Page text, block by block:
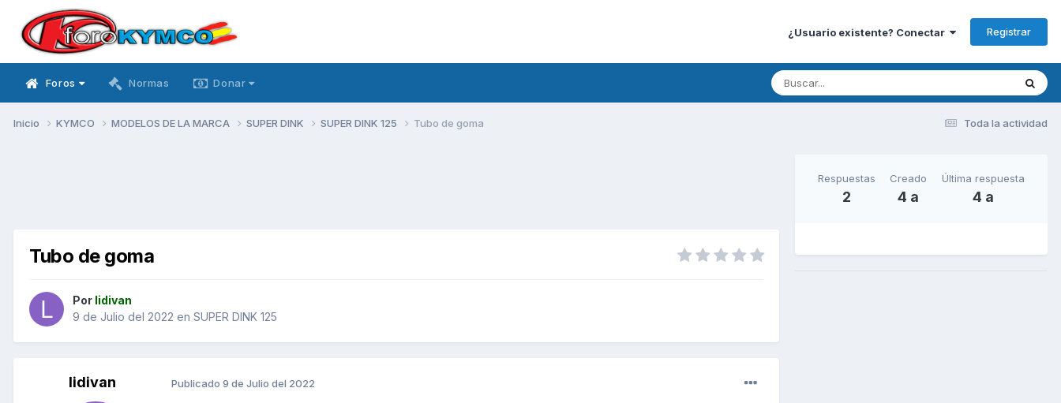
¿Usuario existente? Conectar Registrar
Foros Normas Donar
Toda la actividad
Inicio KYMCO MODELOS DE LA MARCA SUPER DINK SUPER DINK 125 Tubo de goma
Tubo de goma
Por lidivan
9 de Julio del 2022 en SUPER DINK 125
lidivan Publicado 9 de Julio del 2022
Respuestas
2
Creado
4 a
Última respuesta
4 a